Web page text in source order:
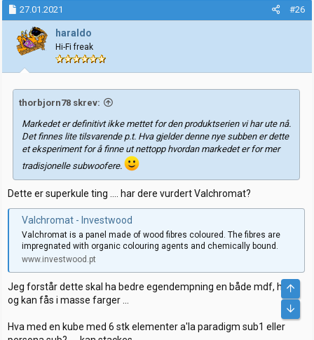
k
s
j
o
n
r
27.01.2021 #26
haraldo
Hi-Fi freak
thorbjorn78 skrev:
Markedet er definitivt ikke mettet for den produktserien vi har ute nå.
Det finnes lite tilsvarende p.t. Hva gjelder denne nye subben er dette
et eksperiment for å finne ut nettopp hvordan markedet er for mer
tradisjonelle subwoofere.
Dette er superkule ting .... har dere vurdert Valchromat?
Valchromat - Investwood
Valchromat is a panel made of wood fibres coloured. The fibres are
impregnated with organic colouring agents and chemically bound.
www.investwood.pt
Jeg forstår dette skal ha bedre egendempning en både mdf, hdf
og kan fås i masse farger ...
Hva med en kube med 6 stk elementer a'la paradigm sub1 eller
Topp
Bunn